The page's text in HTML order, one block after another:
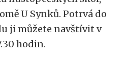
U Synků. Potrvá do
ji můžete navštívit v
hodin.